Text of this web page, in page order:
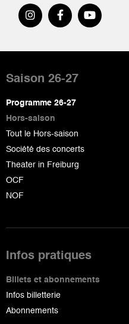
de
page
Saison 26-27
Programme 26-27
Hors-saison
Tout le Hors-saison
Société des concerts
Theater in Freiburg
OCF
NOF
Infos pratiques
Billets et abonnements
Infos billetterie
Abonnements